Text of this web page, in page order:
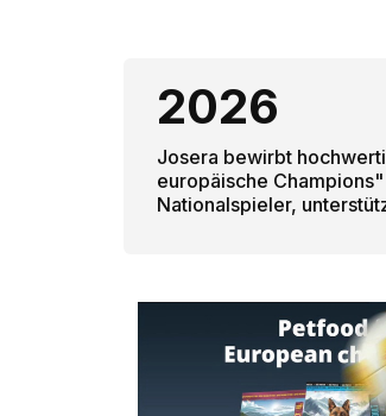
2026
Josera bewirbt
europäische
Nationalspieler,